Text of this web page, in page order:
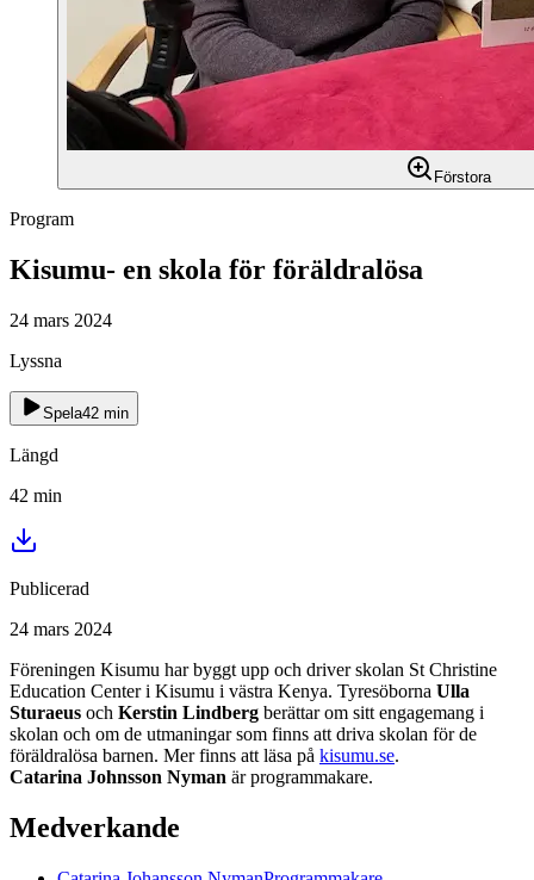
Förstora
Program
Kisumu- en skola för föräldralösa
24 mars 2024
Lyssna
Spela42 min
Längd
42 min
Publicerad
24 mars 2024
Föreningen Kisumu har byggt upp och driver skolan St Christine
Education Center i Kisumu i västra Kenya. Tyresöborna Ulla
Sturaeus och Kerstin Lindberg berättar om sitt engagemang i
skolan och om de utmaningar som finns att driva skolan för de
föräldralösa barnen. Mer finns att läsa på kisumu.se.
Catarina Johnsson Nyman är programmakare.
Medverkande